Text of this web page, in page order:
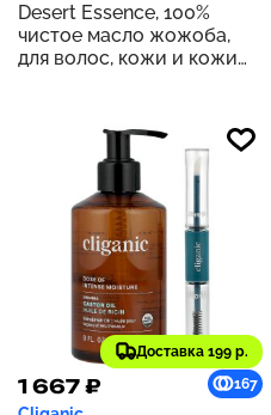
Desert Essence, 100%
чистое масло жожоба,
для волос, кожи и кожи
Доставка 199 р.
1 667 ₽ 167